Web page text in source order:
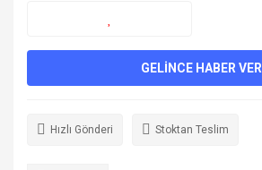
GELİNCE HABER VER
Hızlı Gönderi Stoktan Teslim